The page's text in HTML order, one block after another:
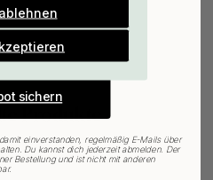
Produkte
zum 31. August
sichern
einverstanden, regelmäßig E-Mails über
Du kannst dich jederzeit abmelden. Der
Bestellung und ist nicht mit anderen